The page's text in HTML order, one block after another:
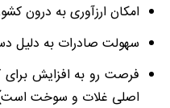
امکان ارزآوری به درون
سهولت صادرات به دلیل
فرصت رو به افزایش برای
اصلی غلات و سوخت